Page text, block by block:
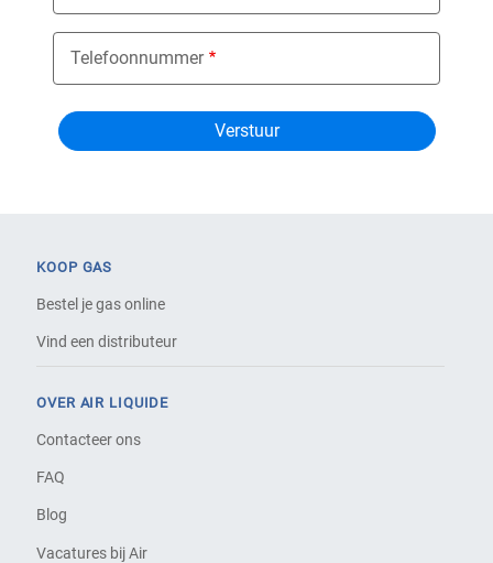
Telefoonnummer
KOOP GAS
Bestel je gas online
Vind een distributeur
OVER AIR LIQUIDE
Contacteer ons
FAQ
Blog
Vacatures bij Air